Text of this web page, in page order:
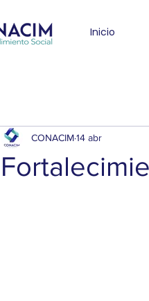
Inicio
CONACIM14 abr